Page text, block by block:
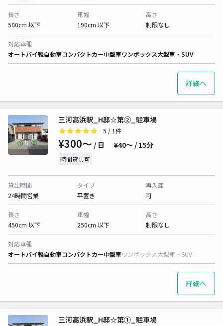
長さ
500cm 以下
車幅
190cm 以下
高さ
制限なし
対応車種
オートバイ軽自動車コンパクトカー中型車ワンボックス大型車・SUV
詳細へ
三河高浜駅_H邸☆第②_駐車場
5 / 1件
¥300〜 / 日 ¥40〜 / 15分
時間貸し可
貸出時間
24時間営業
タイプ
平置き
再入庫
可
長さ
450cm 以下
車幅
250cm 以下
高さ
制限なし
対応車種
オートバイ軽自動車コンパクトカー中型車ワンボックス大型車・SUV
詳細へ
三河高浜駅_H邸☆第①_駐車場